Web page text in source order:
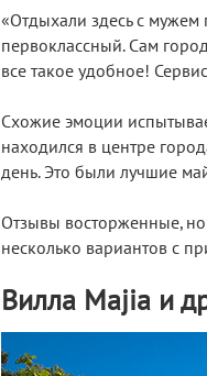
«Отдыхали здесь с мужем
первоклассный. Сам
все такое удобное!
Схожие эмоции
находился в центре
день. Это были лучшие
Отзывы восторженные, но
несколько вариантов с
Вилла Majia и